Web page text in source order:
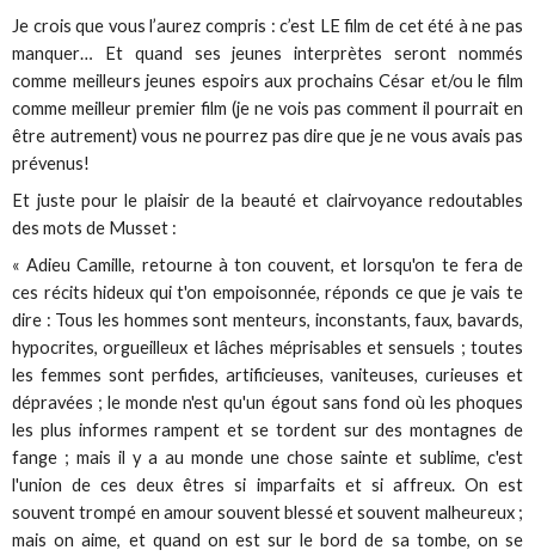
Je crois que vous l’aurez compris : c’est LE film de cet été à ne pas
manquer… Et quand ses jeunes interprètes seront nommés
comme meilleurs jeunes espoirs aux prochains César et/ou le film
comme meilleur premier film (je ne vois pas comment il pourrait en
être autrement) vous ne pourrez pas dire que je ne vous avais pas
prévenus!
Et juste pour le plaisir de la beauté et clairvoyance redoutables
des mots de Musset :
« Adieu Camille, retourne à ton couvent, et lorsqu'on te fera de
ces récits hideux qui t'on empoisonnée, réponds ce que je vais te
dire : Tous les hommes sont menteurs, inconstants, faux, bavards,
hypocrites, orgueilleux et lâches méprisables et sensuels ; toutes
les femmes sont perfides, artificieuses, vaniteuses, curieuses et
dépravées ; le monde n'est qu'un égout sans fond où les phoques
les plus informes rampent et se tordent sur des montagnes de
fange ; mais il y a au monde une chose sainte et sublime, c'est
l'union de ces deux êtres si imparfaits et si affreux. On est
souvent trompé en amour souvent blessé et souvent malheureux ;
mais on aime, et quand on est sur le bord de sa tombe, on se